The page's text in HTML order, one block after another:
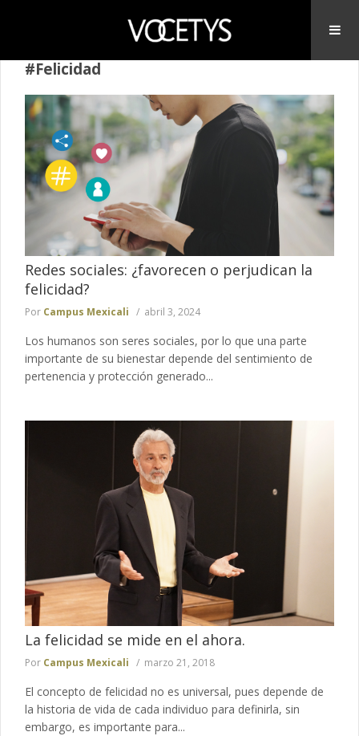
#Felicidad
Redes sociales: ¿favorecen o perjudican la
felicidad?
Por Campus Mexicali abril 3, 2024
Los humanos son seres sociales, por lo que una parte
importante de su bienestar depende del sentimiento de
pertenencia y protección generado...
La felicidad se mide en el ahora.
Por Campus Mexicali marzo 21, 2018
El concepto de felicidad no es universal, pues depende de
la historia de vida de cada individuo para definirla, sin
embargo, es importante para...